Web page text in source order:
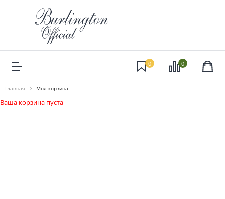
0 0
Главная Моя корзина
Ваша корзина пуста